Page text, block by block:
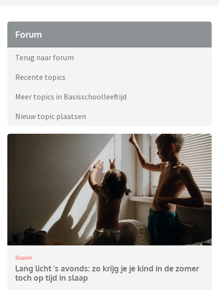
Forum
Terug naar forum
Recente topics
Meer topics in Basisschoolleeftijd
Nieuw topic plaatsen
Slapen
Lang licht ’s avonds: zo krijg je je kind in de zomer
toch op tijd in slaap